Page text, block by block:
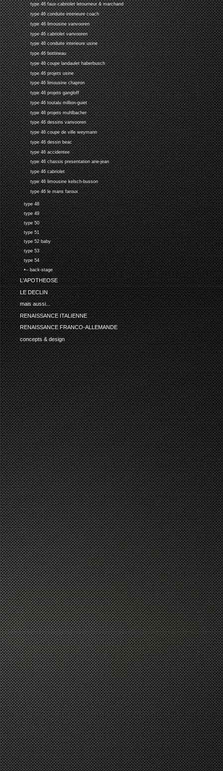
type 46 faux-cabriolet letourneur & marchand
type 46 conduite interieure coach
type 46 limousine vanvooren
type 46 cabriolet vanvooren
type 46 conduite interieure usine
type 46 bottineau
type 46 coupe landaulet haberbusch
type 46 projets usine
type 46 limousine chapron
type 46 projets gangloff
type 46 toutalu million-guiet
type 46 projets muhlbacher
type 46 dessins vanvooren
type 46 coupe de ville weymann
type 46 dessin beac
type 46 accidentee
type 46 chassis presentation arie-jean
type 46 cabriolet
type 46 limousine kelsch-busson
type 46 le mans faroux
type 48
type 49
type 50
type 51
type 52 baby
type 53
type 54
•-- back-stage
L'APOTHEOSE
LE DECLIN
mais aussi...
RENAISSANCE ITALIENNE
RENAISSANCE FRANCO-ALLEMANDE
concepts & design